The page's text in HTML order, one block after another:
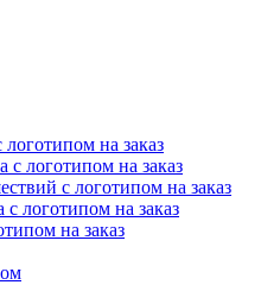
на заказ
с логотипом на заказ
с логотипом на заказ
с логотипом на заказ
на заказ